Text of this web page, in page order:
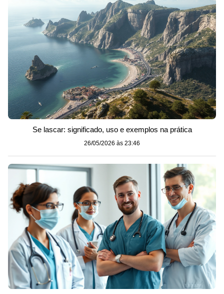
Se lascar: significado, uso e exemplos na prática
26/05/2026 às 23:46